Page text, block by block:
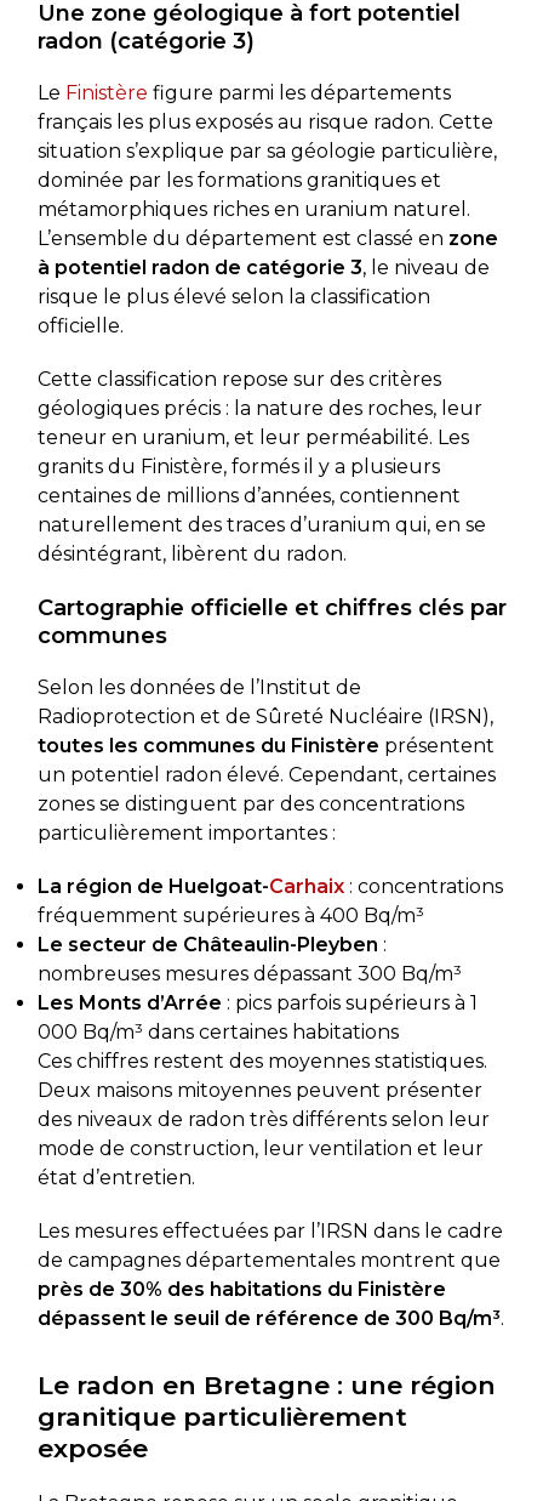
Une zone géologique à fort potentiel
radon (catégorie 3)
Le Finistère figure parmi les départements
français les plus exposés au risque radon. Cette
situation s’explique par sa géologie particulière,
dominée par les formations granitiques et
métamorphiques riches en uranium naturel.
L’ensemble du département est classé en zone
à potentiel radon de catégorie 3, le niveau de
risque le plus élevé selon la classification
officielle.
Cette classification repose sur des critères
géologiques précis : la nature des roches, leur
teneur en uranium, et leur perméabilité. Les
granits du Finistère, formés il y a plusieurs
centaines de millions d’années, contiennent
naturellement des traces d’uranium qui, en se
désintégrant, libèrent du radon.
Cartographie officielle et chiffres clés par
communes
Selon les données de l’Institut de
Radioprotection et de Sûreté Nucléaire (IRSN),
toutes les communes du Finistère présentent
un potentiel radon élevé. Cependant, certaines
zones se distinguent par des concentrations
particulièrement importantes :
La région de Huelgoat-Carhaix: concentrations
fréquemment supérieures à 400 Bq/m³
Le secteur de Châteaulin-Pleyben :
nombreuses mesures dépassant 300 Bq/m³
Les Monts d’Arrée : pics parfois supérieurs à 1
000 Bq/m³ dans certaines habitations
Ces chiffres restent des moyennes statistiques.
Deux maisons mitoyennes peuvent présenter
des niveaux de radon très différents selon leur
mode de construction, leur ventilation et leur
état d’entretien.
Les mesures effectuées par l’IRSN dans le cadre
de campagnes départementales montrent que
près de 30% des habitations du Finistère
dépassent le seuil de référence de 300 Bq/m³.
Le radon en Bretagne : une région
granitique particulièrement
exposée